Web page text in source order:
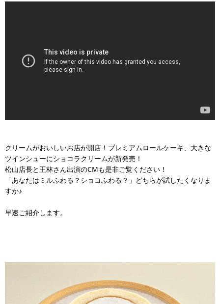
クリームがおいしいお店が開店！プレミアムロールケーキ、大きな
ツインシューにショコラクリームが新発売！
松山店長と王林さん出演のCMも是非ご覧ください！
「あなたはミルふわる？ショコふわる？」どちらが試したくなりま
すか♪
早速ご紹介します。